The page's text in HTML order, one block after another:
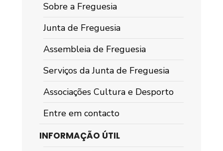
Sobre a Freguesia
Junta de Freguesia
Assembleia de Freguesia
Serviços da Junta de Freguesia
Associações Cultura e Desporto
Entre em contacto
INFORMAÇÃO ÚTIL